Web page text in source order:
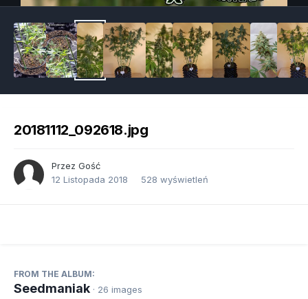
20181112_092618.jpg
Przez Gość
12 Listopada 2018
528 wyświetleń
FROM THE ALBUM:
Seedmaniak · 26 images